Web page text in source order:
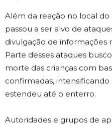
Além da reação no local
passou a ser alvo de
divulgação de informações
Parte desses ataques
morte das crianças com
confirmadas, intensificando
estendeu até o enterro.
Autoridades e grupos de